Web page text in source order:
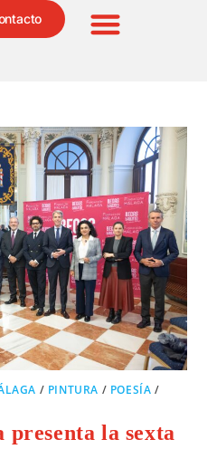
/ PINTURA / POESÍA /
la sexta